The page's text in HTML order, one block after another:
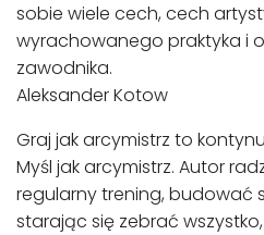
sobie wiele cech, cech
wyrachowanego praktyka i
zawodnika.
Aleksander Kotow
Graj jak arcymistrz to
Myśl jak arcymistrz. Autor
regularny trening, budować
starając się zebrać